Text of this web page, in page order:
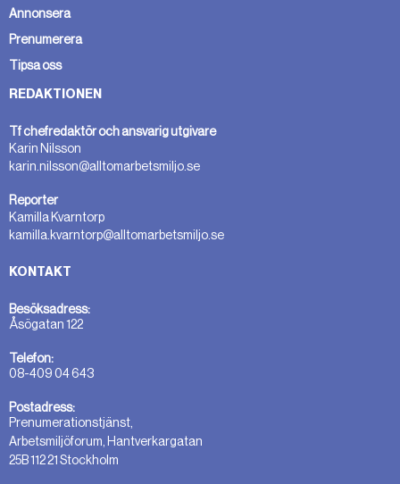
Annonsera
Prenumerera
Tipsa oss
REDAKTIONEN
Tf chefredaktör och ansvarig utgivare
Karin Nilsson
karin.nilsson@alltomarbetsmiljo.se
Reporter
Kamilla Kvarntorp
kamilla.kvarntorp@alltomarbetsmiljo.se
KONTAKT
Besöksadress:
Åsögatan 122
Telefon:
08-409 04 643
Postadress:
Prenumerationstjänst,
Arbetsmiljöforum, Hantverkargatan
25B 112 21 Stockholm